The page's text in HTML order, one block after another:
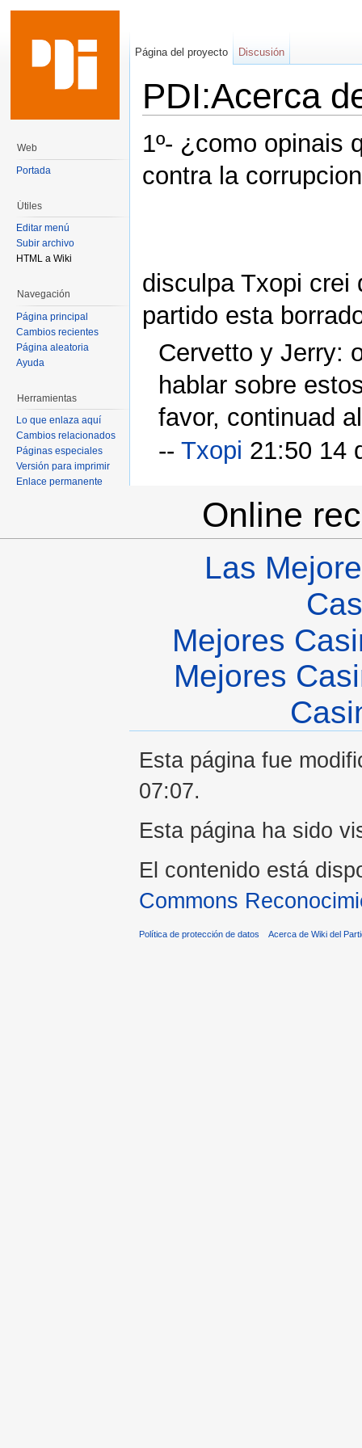
PDI:Acerca
1º- ¿como opinais
contra la
disculpa Txopi crei
partido esta
Cervetto y Jerry:
hablar sobre
favor, continuad
--Txopi 21:50 14
Página del proyecto Discusión
Web
Portada
Útiles
Editar menú
Subir archivo
HTML a Wiki
Navegación
Página principal
Cambios recientes
Página aleatoria
Ayuda
Herramientas
Lo que enlaza aquí
Cambios relacionados
Páginas especiales
Versión para imprimir
Enlace permanente
Online
Las
Mejores
Mejores
Esta página fue
07:07.
Esta página ha sido
El contenido está
Commons
Política de protección de datos Acerca de Wiki del